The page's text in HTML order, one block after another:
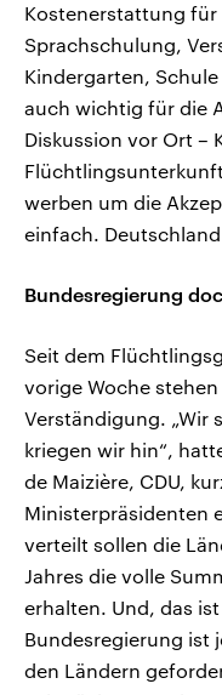
Kostenerstattung
Sprachschulung,
Kindergarten,
auch wichtig für die
Diskussion vor Ort –
werben um die
einfach.
Bundesregierung
Seit dem
vorige Woche
Verständigung. „Wir
kriegen wir hin“,
de Maizière, CDU,
Ministerpräsidenten
verteilt sollen die
Jahres die volle
erhalten. Und, das
Bundesregierung ist
den Ländern